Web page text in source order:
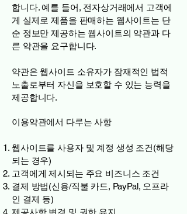
합니다. 예를 들어, 전자상거래에서 고객에
게 실제로 제품을 판매하는 웹사이트는 단
순 정보만 제공하는 웹사이트의 약관과 다
른 약관을 요구합니다.
약관은 웹사이트 소유자가 잠재적인 법적
노출로부터 자신을 보호할 수 있는 능력을
제공합니다.
이용약관에서 다루는 사항
웹사이트를 사용자 및 계정 생성 조건(해당
되는 경우)
고객에게 제시되는 주요 비즈니스 조건
결제 방법(신용/직불 카드, PayPal, 오프라
인 결제 등)
제공사항 변경 및 권한 유지